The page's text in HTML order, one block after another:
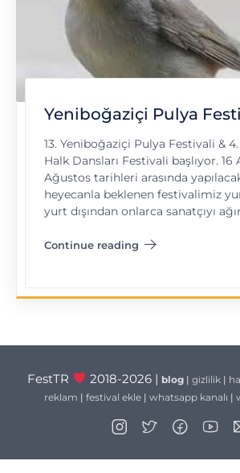
Yeniboğaziçi Pulya
13.⁠ ⁠Yeniboğaziçi Pulya Festivali & 4.
Halk Dansları Festivali başlıyor. 16
Ağustos tarihleri arasında
heyecanla beklenen festivalimiz
yurt dışından onlarca sanatçıyı
Continue reading
"Yeniboğaziçi Pulya Festivali"
FestTR 2018-2026 | blog| gizlilik|
reklam | festival ekle| whatsapp kanalı |